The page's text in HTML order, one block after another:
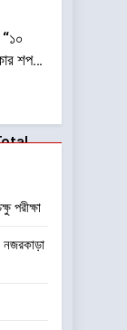
শপথ
এর
পরীক্ষা